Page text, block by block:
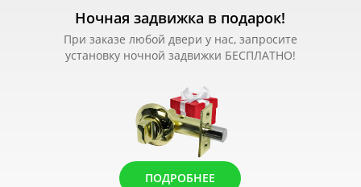
Ночная задвижка в подарок!
При заказе любой двери у нас, запросите
установку ночной задвижки БЕСПЛАТНО!
ПОДРОБНЕЕ